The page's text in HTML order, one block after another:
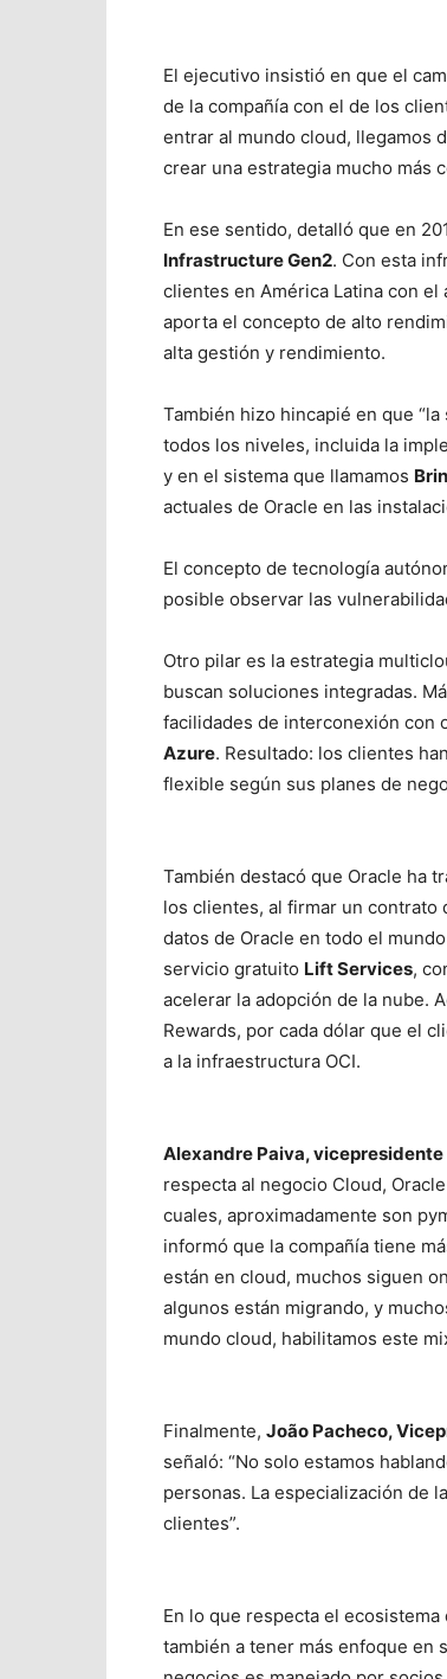
El ejecutivo insistió en que el
de la compañía con el de los
entrar al mundo cloud, llegamos
crear una estrategia mucho más
En ese sentido, detalló que en
Infrastructure Gen2. Con esta
clientes en América Latina con
aporta el concepto de alto
alta gestión y rendimiento.
También hizo hincapié en que
todos los niveles, incluida la
y en el sistema que llamamos
actuales de Oracle en las
El concepto de tecnología
posible observar las
Otro pilar es la estrategia
buscan soluciones integradas.
facilidades de interconexión con
Azure. Resultado: los clientes
flexible según sus planes de
También destacó que Oracle ha
los clientes, al firmar un contrato
datos de Oracle en todo el
servicio gratuito Lift Services,
acelerar la adopción de la nube.
Rewards, por cada dólar que el
a la infraestructura OCI.
Alexandre Paiva,
respecta al negocio Cloud,
cuales, aproximadamente son
informó que la compañía tiene
están en cloud, muchos siguen
algunos están migrando, y
mundo cloud, habilitamos este
Finalmente, João Pacheco,
señaló: “No solo estamos
personas. La especialización de
clientes”.
En lo que respecta el
también a tener más enfoque en